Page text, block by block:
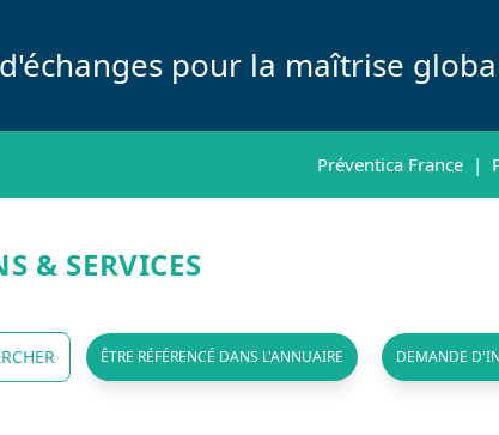
pour la maîtrise
Préventica France |
& SERVICES
ÊTRE RÉFÉRENCÉ DANS L'ANNUAIRE DEMANDE